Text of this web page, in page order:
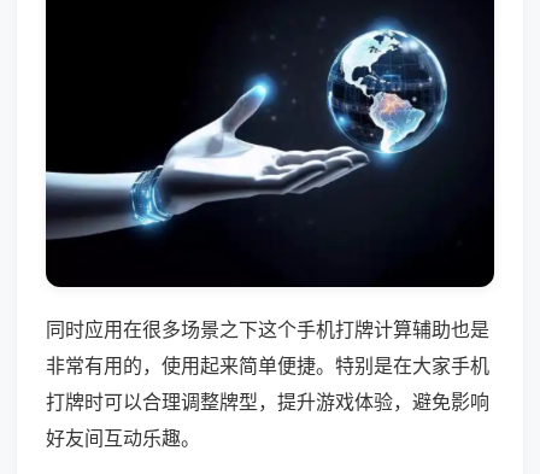
同时应用在很多场景之下这个手机打牌计算辅助也是
非常有用的，使用起来简单便捷。特别是在大家手机
打牌时可以合理调整牌型，提升游戏体验，避免影响
好友间互动乐趣。